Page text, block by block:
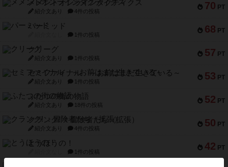
70 PT
メメントオンラインタクティクス
紹介文あり 4件の投稿
68 PT
パーミッド
1件の投稿
57 PT
クリーグ
紹介文あり 1件の投稿
53 PT
セミファイナル ～お前はまだ生きている～
紹介文あり 1件の投稿
52 PT
ふたつの街の物語
紹介文あり 18件の投稿
50 PT
クランク! ：冒険者たち（拡張）
紹介文あり 4件の投稿
42 PT
とうほうの！
1件の投稿